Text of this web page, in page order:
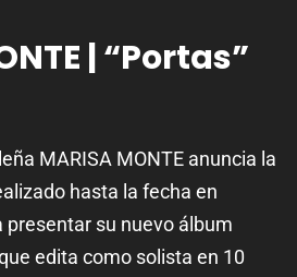
| “Portas”
MARISA MONTE anuncia la
hasta la fecha en
presentar su nuevo álbum
edita como solista en 10